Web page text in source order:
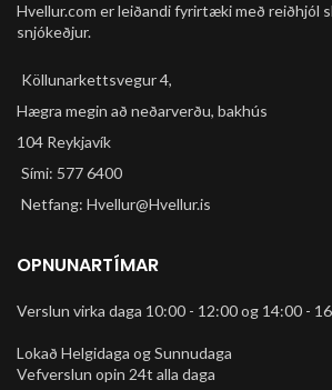
Hvellur.com er leiðandi fyrirtæki með reiðhjól
snjókeðjur.
Köllunarkettsvegur 4,
Hægra megin að neðarverðu, bakhús
104 Reykjavík
Sími: 577 6400
Netfang: Hvellur@Hvellur.is
OPNUNARTÍMAR
Verslun virka daga 10:00 - 12:00 og 14:00 -
Lokað Helgidaga og Sunnudaga
Vefverslun opin 24t alla daga